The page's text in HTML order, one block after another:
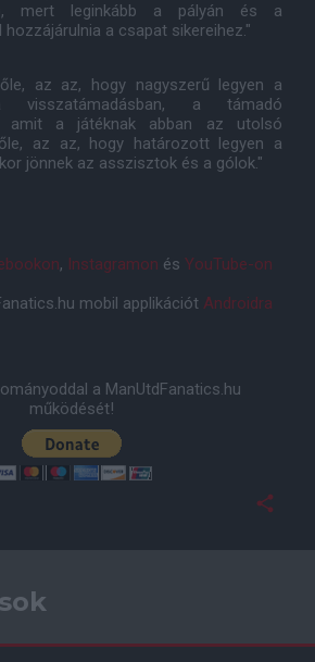
mert leginkább a pályán és a
hozzájárulnia a csapat sikereihez."
az az, hogy nagyszerű legyen a
visszatámadásban, a támadó
amit a játéknak abban az utolsó
az az, hogy határozott legyen a
jönnek az asszisztok és a gólok."
, Instagramon és YouTube-on
mobil applikációt Androidra
a ManUtdFanatics.hu
működését!